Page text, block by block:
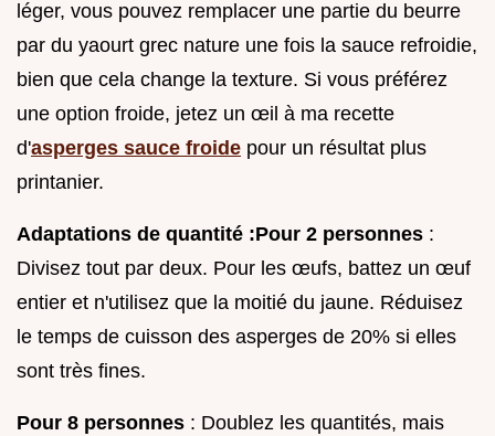
léger, vous pouvez remplacer une partie du beurre
par du yaourt grec nature une fois la sauce refroidie,
bien que cela change la texture. Si vous préférez
une option froide, jetez un œil à ma recette
d'asperges sauce froide pour un résultat plus
printanier.
Adaptations de quantité :Pour 2 personnes :
Divisez tout par deux. Pour les œufs, battez un œuf
entier et n'utilisez que la moitié du jaune. Réduisez
le temps de cuisson des asperges de 20% si elles
sont très fines.
Pour 8 personnes : Doublez les quantités, mais